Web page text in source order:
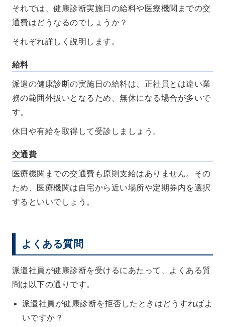
それでは、健康診断実施日の給料や医療機関までの交
通費はどうなるのでしょうか？
それぞれ詳しく説明します。
給料
派遣の健康診断の実施日の給料は、正社員とは違い業
務の範囲外扱いとなるため、無休になる場合が多いで
す。
休日や有給を取得して受診しましょう。
交通費
医療機関までの交通費も原則支給はありません。その
ため、医療機関は自宅から近い場所や定期券内を選択
するといいでしょう。
よくある質問
派遣社員が健康診断を受けるにあたって、よくある質
問は以下の通りです。
派遣社員が健康診断を拒否したときはどうすればよ
いですか？